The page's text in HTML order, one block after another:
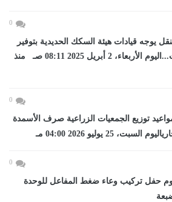
0
يوجه قيادات هيئة السكك الحديدية بتوفير
أماكن في رحلات...اليوم الأربعاء، 2 أبريل 2025 08:11 صـ منذ
0
توزيع الجمعيات الزراعية صرف الأسمدة
25 يوليو 2026 04:00 مـ
0
حفل تركيب وعاء ضغط المفاعل للوحدة